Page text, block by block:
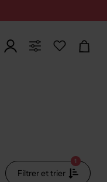
Filtrer et trier
1